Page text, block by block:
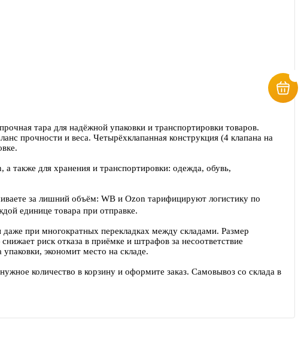
тара для надёжной упаковки и транспортировки товаров.
прочности и веса. Четырёхклапанная конструкция (4 клапана на
также для хранения и транспортировки: одежда, обувь,
за лишний объём: WB и Ozon тарифицируют логистику по
единице товара при отправке.
при многократных перекладках между складами. Размер
риск отказа в приёмке и штрафов за несоответствие
экономит место на складе.
количество в корзину и оформите заказ. Самовывоз со склада в